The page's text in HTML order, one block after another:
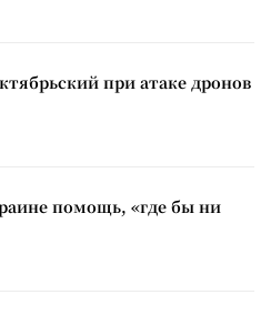
при атаке дронов
помощь, «где бы ни